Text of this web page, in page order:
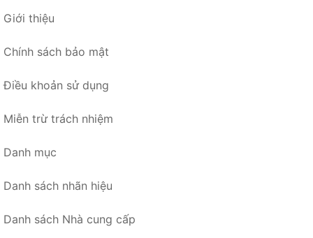
Giới thiệu
Chính sách bảo mật
Điều khoản sử dụng
Miễn trừ trách nhiệm
Danh mục
Danh sách nhãn hiệu
Danh sách Nhà cung cấp